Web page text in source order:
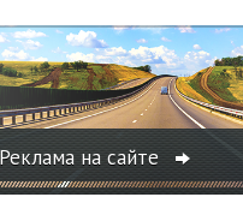
Реклама на сайте